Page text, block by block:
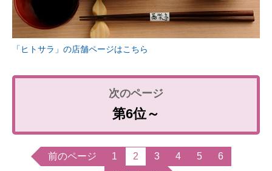
「ヒトサラ」の店舗ページはこちら
第6位～
前のページ 1 2 3 4 5
6